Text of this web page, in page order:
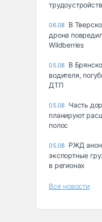
06.08 В
дрона
Wildberries
05.08 В
водителя,
ДТП
05.08 Часть
планируют
полос
05.08 РЖД
экспортные
в регионах
Все новости